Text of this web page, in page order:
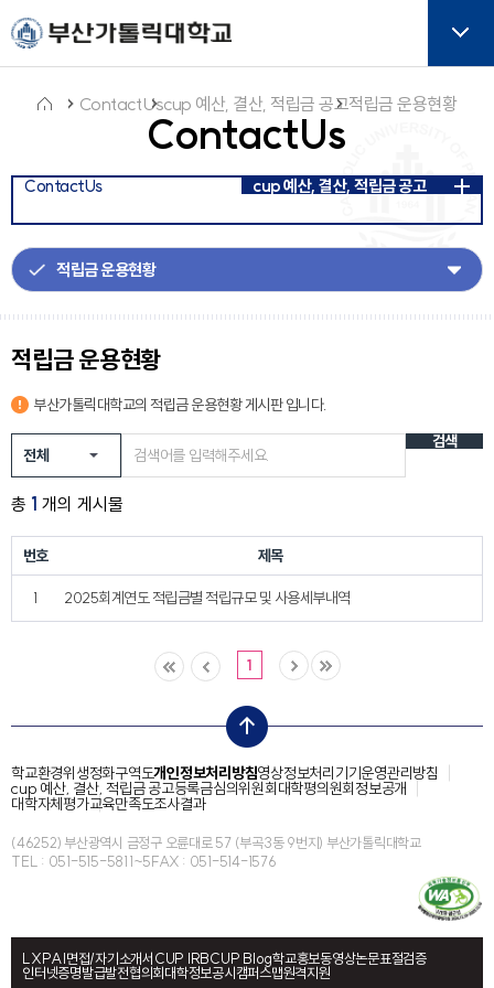
주메뉴로 가기
본문으로 가기
하단으로 가기
ContactUs
아
이
콘
ContactUscup 예산, 결산, 적립금 공고적립금 운용현황
ContactUs cup 예산, 결산, 적립금 공고
적립금 운용현황
부산가톨릭대학교의 적립금 운용현황게시판 입니다.
검색
총 1 개의 게시물
번호 제목
1 2025회계연도 적립금별 적립규모 및 사용세부내역
1
top
학교환경위생정화구역도개인정보처리방침영상정보처리기기운영관리방침
cup 예산, 결산, 적립금 공고등록금심의위원회대학평의원회정보공개
대학자체평가교육만족도조사결과
(46252) 부산광역시 금정구 오륜대로 57 (부곡3동 9번지) 부산가톨릭대학교
TEL : 051-515-5811~5FAX : 051-514-1576
LXPAI면접/자기소개서CUP IRBCUP Blog학교홍보동영상논문표절검증
인터넷증명발급발전협의회대학정보공시캠퍼스맵원격지원